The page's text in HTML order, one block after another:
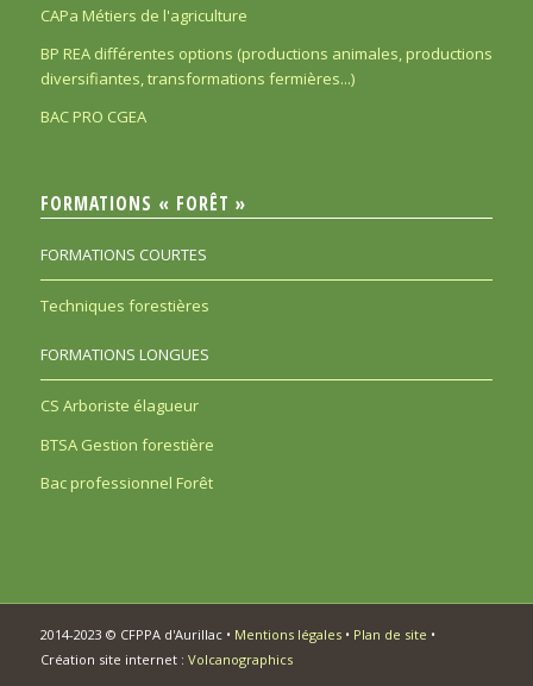
CAPa Métiers de l'agriculture
BP REA différentes options (productions animales, productions
diversifiantes, transformations fermières...)
BAC PRO CGEA
FORMATIONS « FORÊT »
FORMATIONS COURTES
Techniques forestières
FORMATIONS LONGUES
CS Arboriste élagueur
BTSA Gestion forestière
Bac professionnel Forêt
2014-2023 © CFPPA d'Aurillac • Mentions légales• Plan de site •
Création site internet : Volcanographics